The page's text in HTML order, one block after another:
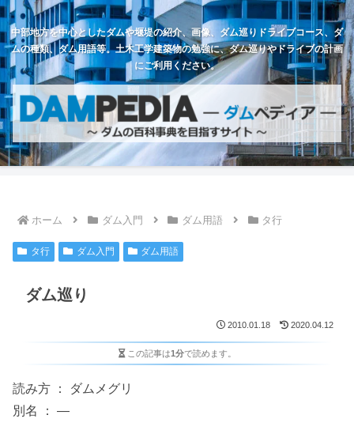
中部地方を中心としたダムや堰堤の紹介、画像、ダム巡りドライブコース、ダ
ムの種類、ダム用語等。土木工学建築物の勉強に、ダム巡りやドライブの計画
にご利用ください。
ホーム ダム入門 ダム用語 タ行
タ行 ダム入門 ダム用語
ダム巡り
2010.01.18 2020.04.12
この記事は1分で読めます。
読み方 ： ダムメグリ
別名 ： ―